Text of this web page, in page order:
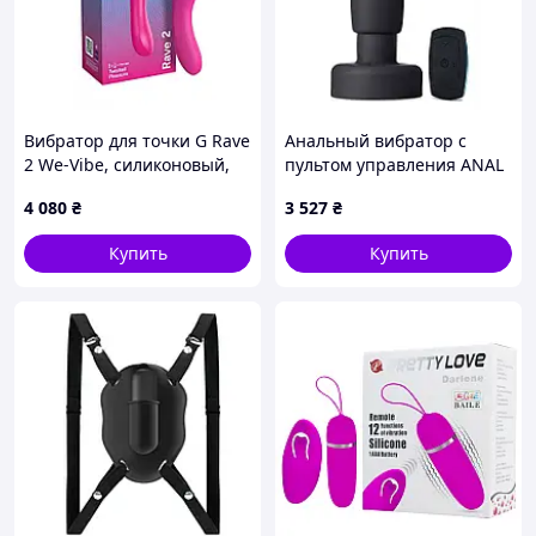
Вибратор для точки G Rave
2 We-Vibe, силиконовый,
Женские и мужские секс-
товары
4 080 ₴
Купить
Анальный вибратор с
пультом управления ANAL
CIRCUIT PLUG
3 527 ₴
Купить